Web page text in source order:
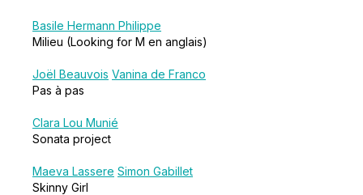
Basile Hermann Philippe
Milieu (Looking for M en anglais)
Joël Beauvois Vanina de Franco
Pas à pas
Clara Lou Munié
Sonata project
Maeva Lassere Simon Gabillet
Skinny Girl